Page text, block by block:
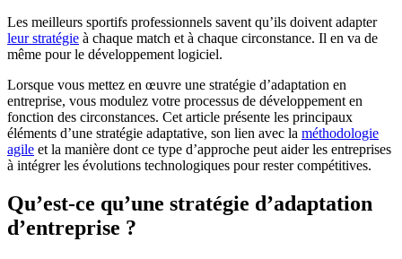
Les meilleurs sportifs professionnels savent qu’ils doivent adapter
leur stratégie à chaque match et à chaque circonstance. Il en va de
même pour le développement logiciel.
Lorsque vous mettez en œuvre une stratégie d’adaptation en
entreprise, vous modulez votre processus de développement en
fonction des circonstances. Cet article présente les principaux
éléments d’une stratégie adaptative, son lien avec la méthodologie
agile et la manière dont ce type d’approche peut aider les entreprises
à intégrer les évolutions technologiques pour rester compétitives.
Qu’est-ce qu’une stratégie d’adaptation
d’entreprise ?